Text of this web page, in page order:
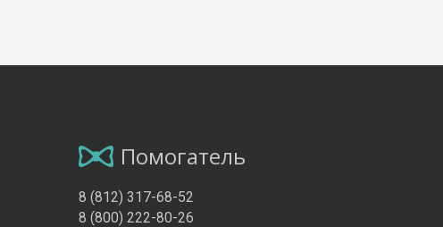
Помогатель
8 (812) 317-68-52
8 (800) 222-80-26